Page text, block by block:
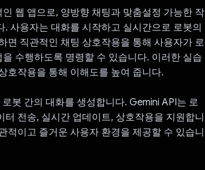
웹 앱으로, 양방향 채팅과 맞춤설정 가능한 작
사용자는 대화를 시작하고 실시간으로 로봇의
면 직관적인 채팅 상호작용을 통해 사용자가 로
수행하도록 명령할 수 있습니다. 이러한 실습
호작용을 통해 이해도를 높여 줍니다.
봇 간의 대화를 생성합니다. Gemini API는 로
전송, 실시간 업데이트, 상호작용을 지원합니
적이고 즐거운 사용자 환경을 제공할 수 있습니